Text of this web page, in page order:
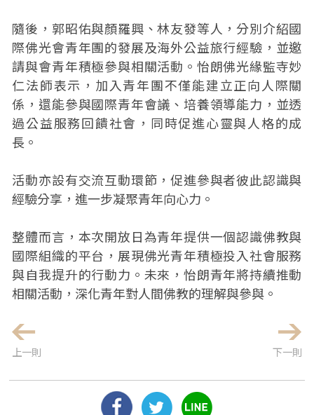
隨後，郭昭佑與顏羅興、林友發等人，分別介紹國
際佛光會青年團的發展及海外公益旅行經驗，並邀
請與會青年積極參與相關活動。怡朗佛光緣監寺妙
仁法師表示，加入青年團不僅能建立正向人際關
係，還能參與國際青年會議、培養領導能力，並透
過公益服務回饋社會，同時促進心靈與人格的成
長。
活動亦設有交流互動環節，促進參與者彼此認識與
經驗分享，進一步凝聚青年向心力。
整體而言，本次開放日為青年提供一個認識佛教與
國際組織的平台，展現佛光青年積極投入社會服務
與自我提升的行動力。未來，怡朗青年將持續推動
相關活動，深化青年對人間佛教的理解與參與。
上一則 下一則